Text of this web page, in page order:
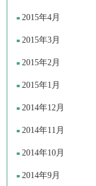
2015年4月
2015年3月
2015年2月
2015年1月
2014年12月
2014年11月
2014年10月
2014年9月